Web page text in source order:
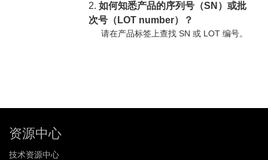
2.如何知悉产品的序列号（SN）或批
次号（LOT number）？
请在产品标签上查找 SN 或 LOT 编号。
资源中心
技术资源中心